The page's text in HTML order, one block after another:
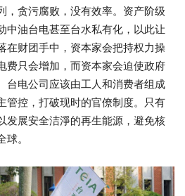
，贪污腐败，没有效率。资产阶级
中油台电甚至台水私有化，以此让
在财团手中，资本家会把持权力操
费只会增加，而资本家会迫使政府
台电公司应该由工人和消费者组成
管控，打破现时的官僚制度。只有
发展安全洁淨的再生能源，避免核
。